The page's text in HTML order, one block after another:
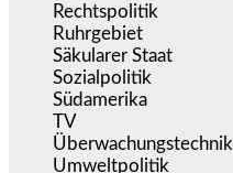
Rechtspolitik
Ruhrgebiet
Säkularer Staat
Sozialpolitik
Südamerika
TV
Überwachungstechnik
Umweltpolitik